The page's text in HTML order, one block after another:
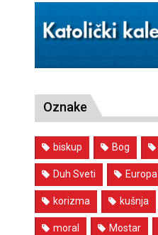
Oznake
biskup Bog
Duh Sveti Europa
korizma kušnja
moral Mostar